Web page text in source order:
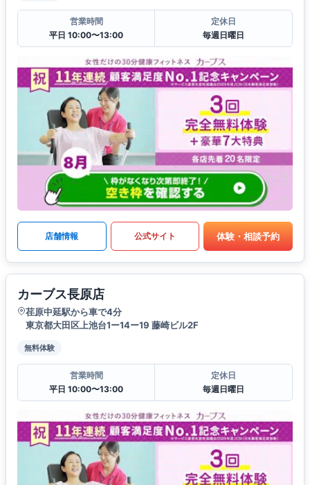
営業時間
平日 10:00〜13:00
定休日
毎週日曜日
店舗情報 公式サイト 体験・相談予約
カーブス長原店
荏原中延駅から車で4分
東京都大田区上池台1ー14ー19 藤崎ビル2F
無料体験
営業時間
平日 10:00〜13:00
定休日
毎週日曜日